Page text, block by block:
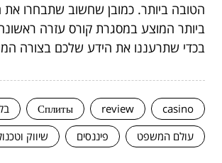
הטובה ביותר. כמובן שחשוב שתבחרו את
ביותר המוצע במסגרת קורס עזרה ראשונה
בכדי שתרעננו את הידע שלכם בצורה
casino
review
Сплиты
עולם המשפט
פיננסים שיווק